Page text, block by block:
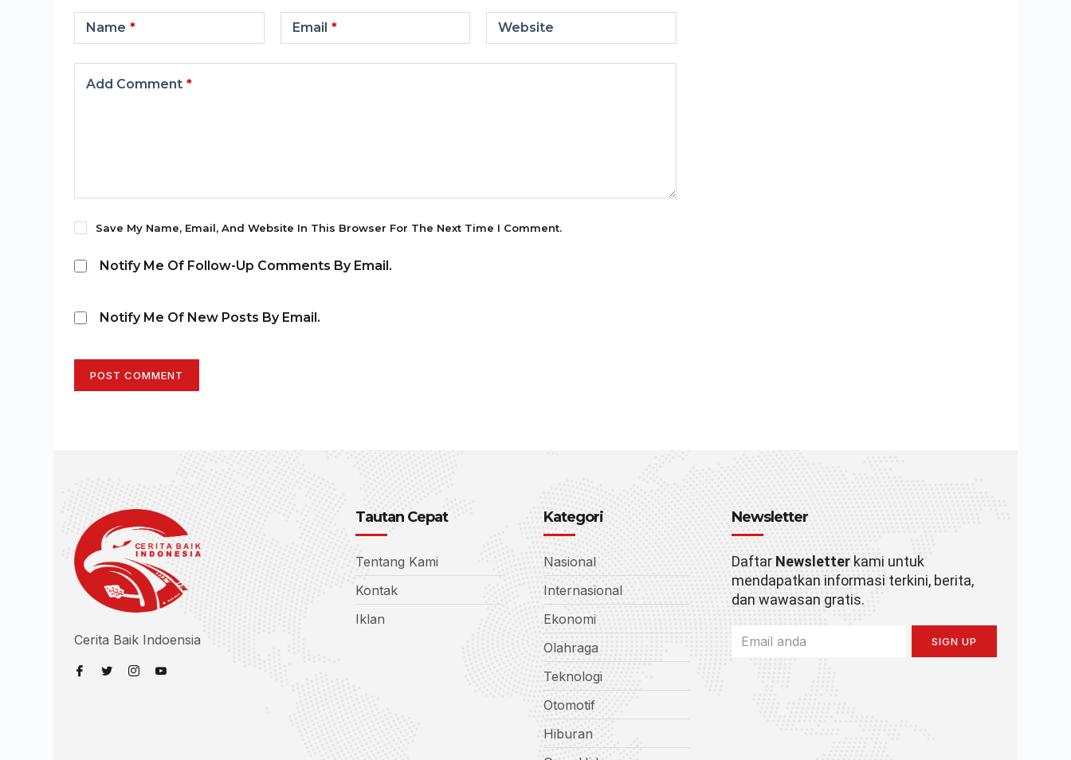
Name * Email * Website
Add Comment *
Save My Name, Email, And Website In This Browser For The Next Time I Comment.
Notify Me Of Follow-Up Comments By Email.
Notify Me Of New Posts By Email.
POST COMMENT
Cerita Baik Indoensia
Tautan Cepat
Tentang Kami
Kontak
Iklan
Kategori
Nasional
Internasional
Ekonomi
Olahraga
Teknologi
Otomotif
Hiburan
Newsletter
Daftar Newsletterkami untuk
mendapatkan informasi terkini, berita,
dan wawasan gratis.
SIGN UP